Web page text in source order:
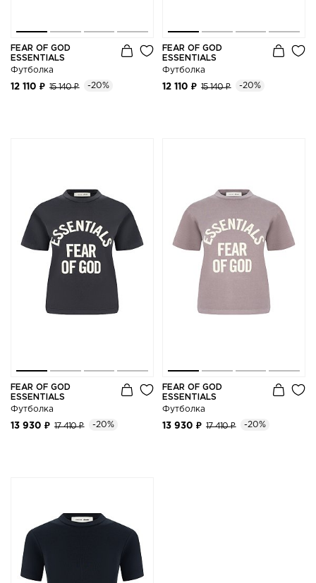
FEAR OF GOD
ESSENTIALS
Футболка
12 110 ₽ 15 140 ₽ -20%
FEAR OF GOD
ESSENTIALS
Футболка
12 110 ₽ 15 140 ₽ -20%
FEAR OF GOD
ESSENTIALS
Футболка
13 930 ₽ 17 410 ₽ -20%
FEAR OF GOD
ESSENTIALS
Футболка
13 930 ₽ 17 410 ₽ -20%